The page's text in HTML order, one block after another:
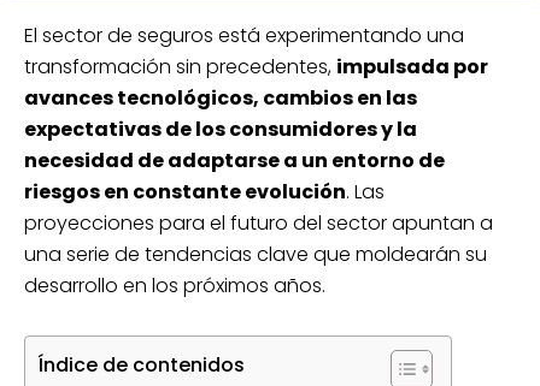
El sector de seguros está experimentando una
transformación sin precedentes, impulsada por
avances tecnológicos, cambios en las
expectativas de los consumidores y la
necesidad de adaptarse a un entorno de
riesgos en constante evolución. Las
proyecciones para el futuro del sector apuntan a
una serie de tendencias clave que moldearán su
desarrollo en los próximos años.
Índice de contenidos